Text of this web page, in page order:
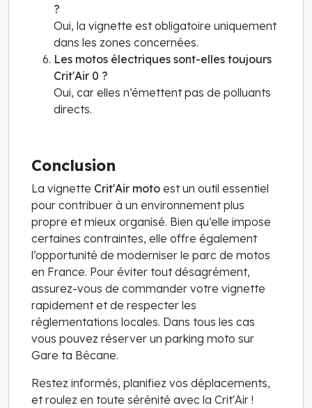
?
Oui, la vignette est obligatoire uniquement
dans les zones concernées.
Les motos électriques sont-elles toujours
Crit'Air 0 ?
Oui, car elles n’émettent pas de polluants
directs.
Conclusion
La vignette Crit'Air moto est un outil essentiel
pour contribuer à un environnement plus
propre et mieux organisé. Bien qu’elle impose
certaines contraintes, elle offre également
l’opportunité de moderniser le parc de motos
en France. Pour éviter tout désagrément,
assurez-vous de commander votre vignette
rapidement et de respecter les
réglementations locales. Dans tous les cas
vous pouvez réserver un parking moto sur
Gare ta Bécane.
Restez informés, planifiez vos déplacements,
et roulez en toute sérénité avec la Crit'Air !